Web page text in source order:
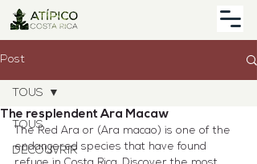
Post
TOUS
DÉCOUVRIR
TOUS
The resplendent Ara Macaw
The Red Ara or (Ara macao) is one of the
endangered species that have found